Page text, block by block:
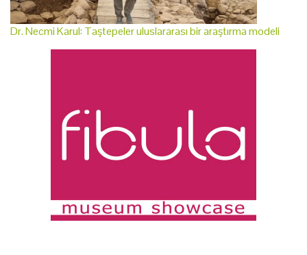
Dr. Necmi Karul: Taştepeler uluslararası bir araştırma modeli